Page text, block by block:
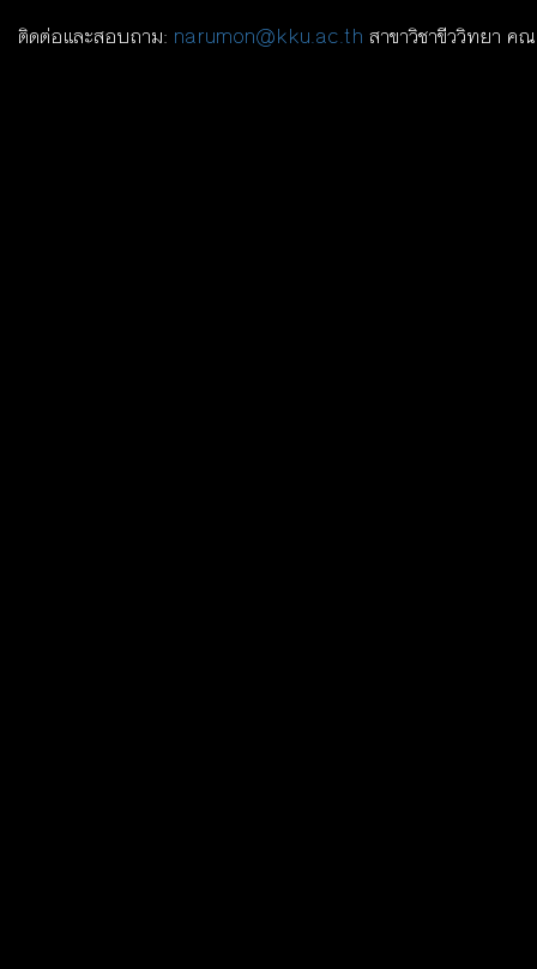
ติดต่อและสอบถาม: narumon@kku.ac.th สาขาวิชาขีววิทยา